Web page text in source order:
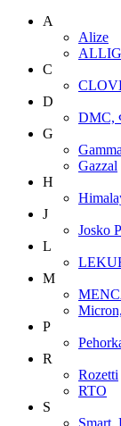
A
Alize
C
D
DMC,
G
Gamma
Gazzal
H
J
Josko
L
M
P
R
Rozetti
RTO
S